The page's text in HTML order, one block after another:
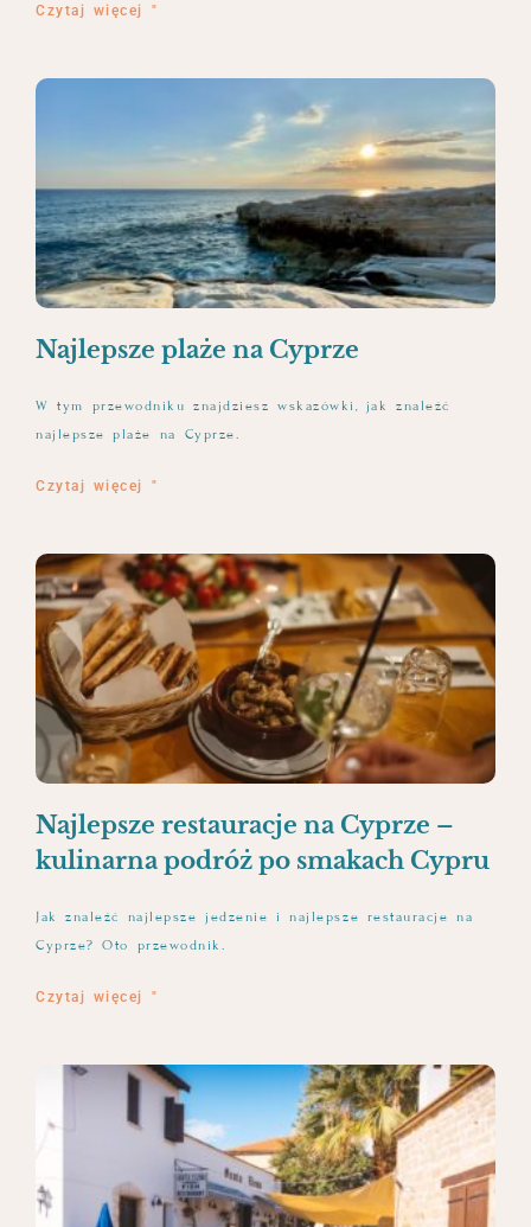
Czytaj więcej "
Najlepsze plaże na Cyprze
W tym przewodniku znajdziesz wskazówki, jak znaleźć
najlepsze plaże na Cyprze.
Czytaj więcej "
Najlepsze restauracje na Cyprze –
kulinarna podróż po smakach Cypru
Jak znaleźć najlepsze jedzenie i najlepsze restauracje na
Cyprze? Oto przewodnik.
Czytaj więcej "